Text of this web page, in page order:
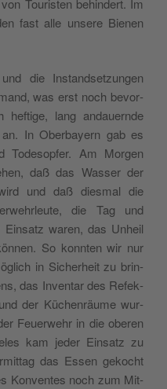
fast alle unse­re Bie­nen
die Instand­se­tzun­gen
was erst noch bevor­
lang andauern­de
In Ober­bayern gab es
Tode­so­p­fer. Am Mor­gen
daß das Was­ser der
und daß die­smal die
die Tag und
waren, das Unheil
So konn­ten wir nur
in Siche­rheit zu brin­
das Inven­tar des Refek­
der Küchen­räu­me wur­
Feuer­wehr in die obe­ren
kam jeder Ein­sa­tz zu
das Essen geko­cht
Kon­ven­tes noch zum Mit­